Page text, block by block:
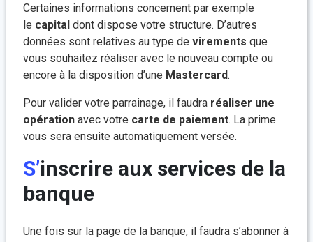
Certaines informations concernent par exemple
le capital dont dispose votre structure. D’autres
données sont relatives au type de virements que
vous souhaitez réaliser avec le nouveau compte ou
encore à la disposition d’une Mastercard.
Pour valider votre parrainage, il faudra réaliser une
opération avec votre carte de paiement. La prime
vous sera ensuite automatiquement versée.
S’inscrire aux services de la
banque
Une fois sur la page de la banque, il faudra s’abonner à